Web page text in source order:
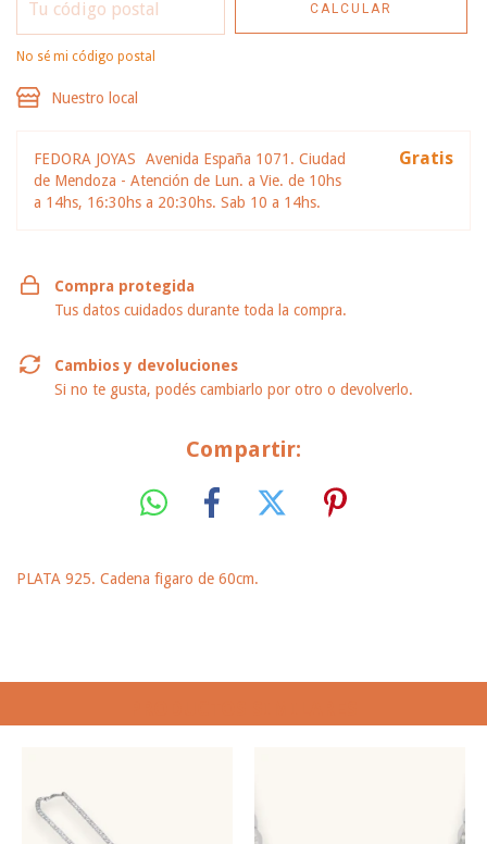
CALCULAR
No sé mi código postal
Nuestro local
FEDORA JOYAS
Avenida España 1071. Ciudad
de Mendoza - Atención de Lun. a Vie. de 10hs
a 14hs, 16:30hs a 20:30hs. Sab 10 a 14hs.
Gratis
Compra protegida
Tus datos cuidados durante toda la compra.
Cambios y devoluciones
Si no te gusta, podés cambiarlo por otro o devolverlo.
Compartir:
PLATA 925. Cadena figaro de 60cm.